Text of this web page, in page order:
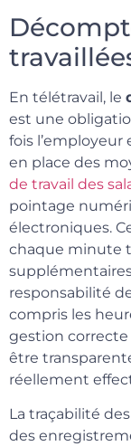
En télétravail, le
est une
fois l’employeur
en place des
de travail des
pointage
électroniques.
chaque minute
responsabilité
compris les
gestion correcte
être
réellement
La traçabilité
des